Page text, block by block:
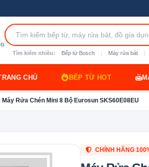
Tìm kiếm nhiều: Bếp từ Bosch | Máy rửa bát |
CHỦ BẾP TỪ HOT
/Máy Rửa Chén Mini 8 Bộ Eurosun SKS60E08EU
CHÍNH HÃNG